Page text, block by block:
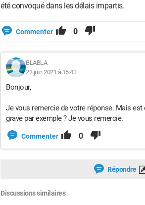
été convoqué dans les délais impartis.
Commenter 0
BLABLA
23 juin 2021 à 15:43
Bonjour,
Je vous remercie de votre réponse. Mais
grave par exemple ? Je vous remercie.
Commenter 0
Répondre
Discussions similaires